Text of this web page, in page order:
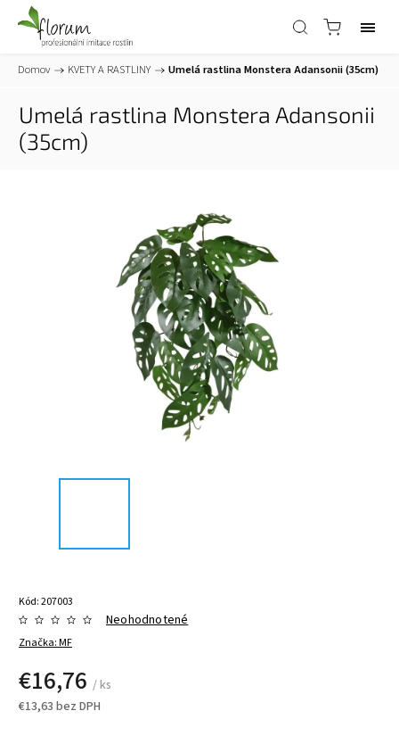
Domov / KVETY A RASTLINY / Umelá rastlina Monstera Adansonii (35cm)
Umelá rastlina Monstera Adansonii
(35cm)
Kód:207003
Značka:MF
Neohodnotené
€16,76 / ks
€13,63 bez DPH